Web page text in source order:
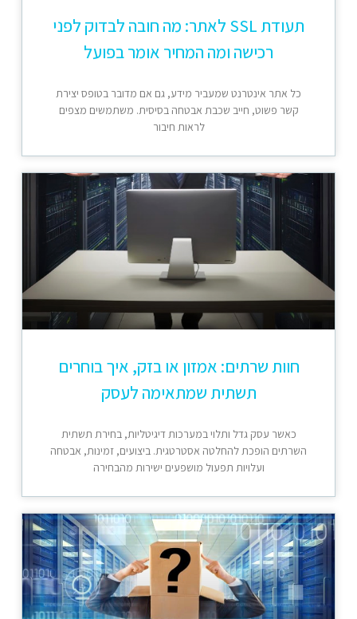
תעודת SSL לאתר: מה חובה לבדוק לפני
רכישה ומה המחיר אומר בפועל
כל אתר אינטרנט שמעביר מידע, גם אם מדובר בטופס יצירת
קשר פשוט, חייב שכבת אבטחה בסיסית. משתמשים מצפים
לראות חיבור
חוות שרתים: אמזון או בזק, איך בוחרים
תשתית שמתאימה לעסק
כאשר עסק גדל ותלוי במערכות דיגיטליות, בחירת תשתית
השרתים הופכת להחלטה אסטרטגית. ביצועים, זמינות, אבטחה
ועלויות תפעול מושפעים ישירות מהבחירה